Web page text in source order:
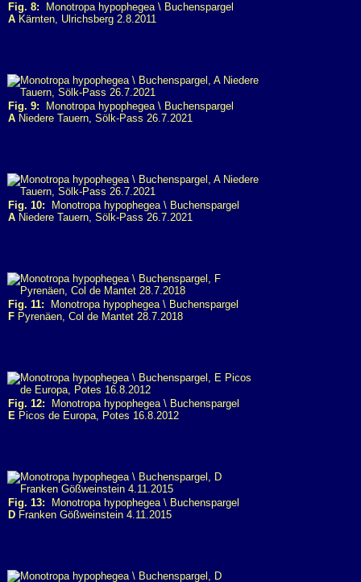
Fig. 8: Monotropa hypophegea \ Buchenspargel
A Kärnten, Ulrichsberg 2.8.2011
Fig. 9: Monotropa hypophegea \ Buchenspargel
A Niedere Tauern, Sölk-Pass 26.7.2021
Fig. 10: Monotropa hypophegea \ Buchenspargel
A Niedere Tauern, Sölk-Pass 26.7.2021
Fig. 11: Monotropa hypophegea \ Buchenspargel
F Pyrenäen, Col de Mantet 28.7.2018
Fig. 12: Monotropa hypophegea \ Buchenspargel
E Picos de Europa, Potes 16.8.2012
Fig. 13: Monotropa hypophegea \ Buchenspargel
D Franken Gößweinstein 4.11.2015